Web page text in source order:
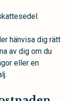
hänvisa dig rätt
av dig om du
eller en